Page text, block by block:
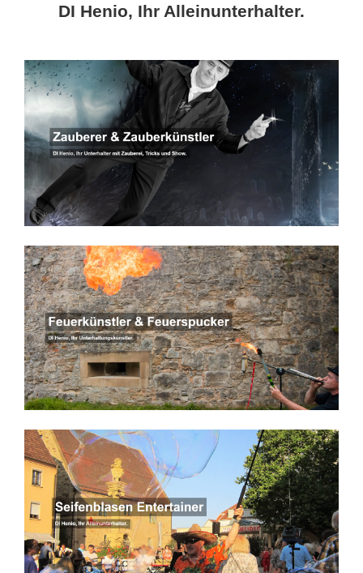
DI Henio, Ihr Alleinunterhalter.